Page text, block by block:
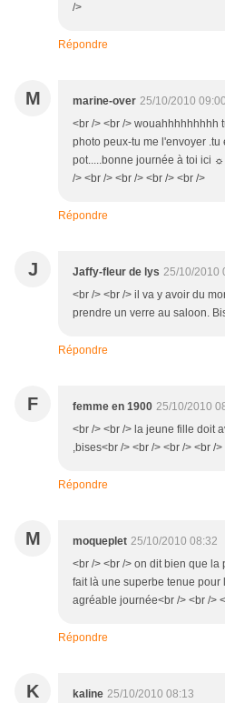
/>
Répondre
M marine-over 25/10/2010 09:00
<br /> <br /> wouahhhhhhhhh
photo peux-tu me l'envoyer .tu
pot.....bonne journée à toi ici
/> <br /> <br /> <br /> <br />
Répondre
J Jaffy-fleur de lys 25/10/2010
<br /> <br /> il va y avoir du
prendre un verre au saloon.
Répondre
F femme en 1900 25/10/2010
<br /> <br /> la jeune fille doit
,bises<br /> <br /> <br /> <br />
Répondre
M moqueplet 25/10/2010 08:32
<br /> <br /> on dit bien que la
fait là une superbe tenue pour
agréable journée<br /> <br />
Répondre
K kaline 25/10/2010 08:13